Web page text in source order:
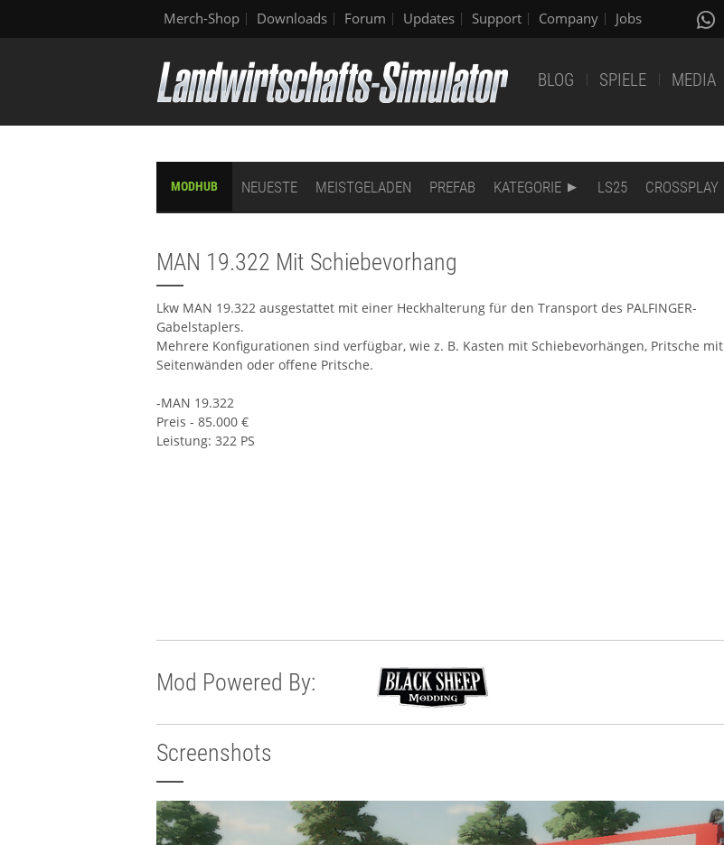
Merch-Shop Downloads Forum Updates Support Company Jobs
BLOG SPIELE MEDIA
MODHUB NEUESTE MEISTGELADEN PREFAB KATEGORIE LS25 CROSSPLAY
MAN 19.322 Mit Schiebevorhang
Lkw MAN 19.322 ausgestattet mit einer Heckhalterung für den Transport des PALFINGER-
Gabelstaplers.
Mehrere Konfigurationen sind verfügbar, wie z. B. Kasten mit Schiebevorhängen, Pritsche mit
Seitenwänden oder offene Pritsche.
-MAN 19.322
Preis - 85.000 €
Leistung: 322 PS
Mod Powered By:
Screenshots